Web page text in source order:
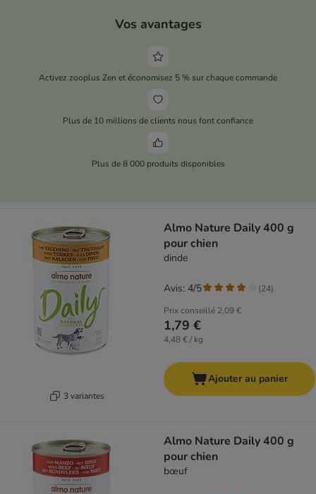
Vos avantages
Activez zooplus Zen et économisez 5 % sur chaque commande
Plus de 10 millions de clients nous font confiance
Plus de 8 000 produits disponibles
3 variantes
Almo Nature Daily 400 g
pour chien
dinde
Prix conseillé 2,09 €
1,79 €
4,48 € / kg
Avis: 4/5 (24)
Ajouter au panier
Almo Nature Daily 400 g
pour chien
bœuf